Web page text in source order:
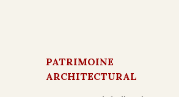
PATRIMOINE
ARCHITECTURAL